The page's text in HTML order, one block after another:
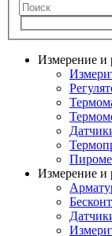
Измерение и
Измерение и